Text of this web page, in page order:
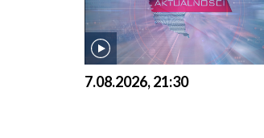
7.08.2026, 21:30